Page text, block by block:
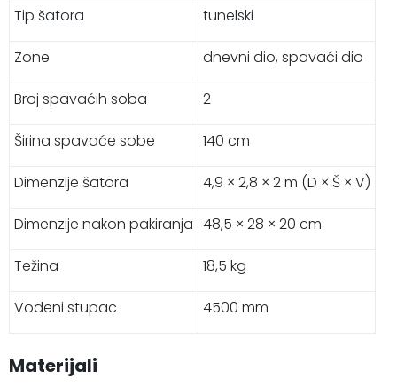
Tip šatora tunelski
Zone dnevni dio, spavaći dio
Broj spavaćih soba 2
Širina spavaće sobe 140 cm
Dimenzije šatora 4,9 × 2,8 × 2 m (D × Š × V)
Dimenzije nakon pakiranja 48,5 × 28 × 20 cm
Težina 18,5 kg
Vodeni stupac 4500 mm
Materijali